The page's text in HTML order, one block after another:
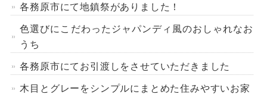
各務原市にて地鎮祭がありました！
色選びにこだわったジャパンディ風のおしゃれなお
うち
各務原市にてお引渡しをさせていただきました
木目とグレーをシンプルにまとめた住みやすいお家